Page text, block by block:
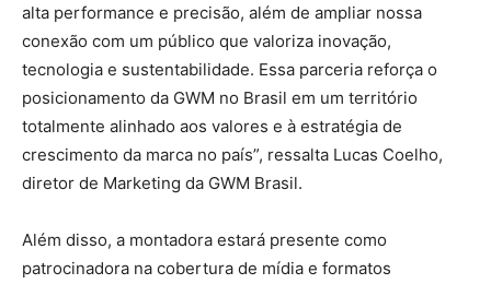
alta performance e precisão, além de ampliar nossa
conexão com um público que valoriza inovação,
tecnologia e sustentabilidade. Essa parceria reforça o
posicionamento da GWM no Brasil em um território
totalmente alinhado aos valores e à estratégia de
crescimento da marca no país”, ressalta Lucas Coelho,
diretor de Marketing da GWM Brasil.
Além disso, a montadora estará presente como
patrocinadora na cobertura de mídia e formatos